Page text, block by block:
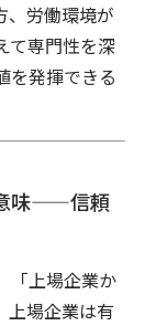
、労働環境が
て専門性を深
を発揮できる
意味——信頼
「上場企業か
上場企業は有